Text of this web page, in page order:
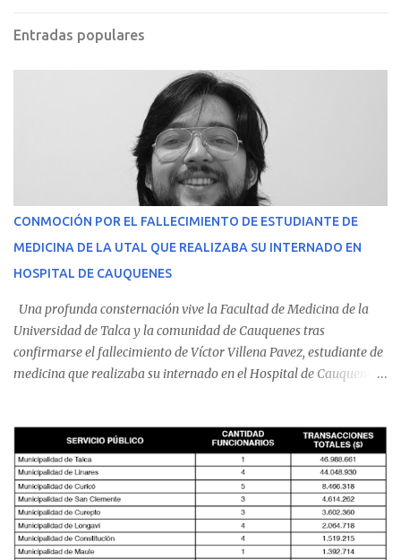
Entradas populares
CONMOCIÓN POR EL FALLECIMIENTO DE ESTUDIANTE DE
MEDICINA DE LA UTAL QUE REALIZABA SU INTERNADO EN
HOSPITAL DE CAUQUENES
Una profunda consternación vive la Facultad de Medicina de la
Universidad de Talca y la comunidad de Cauquenes tras
confirmarse el fallecimiento de Víctor Villena Pavez, estudiante de
medicina que realizaba su internado en el Hospital de Cauquenes.
malestares físicos. Dada la complejidad de su estado de salud, el
equipo médico determinó su traslado de urgencia al Hospital
Regional de Talca y dado la urgencia la ambulancia partió hacia
Talca con escolta de Carabineros. En medio del traslado, el
estudiante de medicina de 25 años, se agravó y pese a los esfuerzos
del personal de emergencia terminó falleciendo, sin alcanzar a